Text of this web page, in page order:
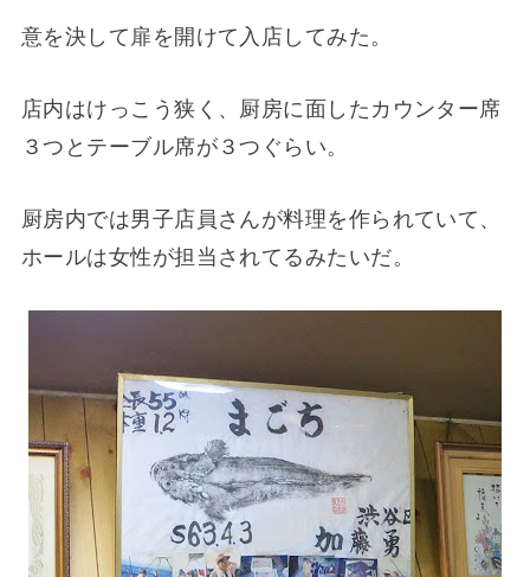
意を決して扉を開けて入店してみた。
店内はけっこう狭く、厨房に面したカウンター席
３つとテーブル席が３つぐらい。
厨房内では男子店員さんが料理を作られていて、
ホールは女性が担当されてるみたいだ。